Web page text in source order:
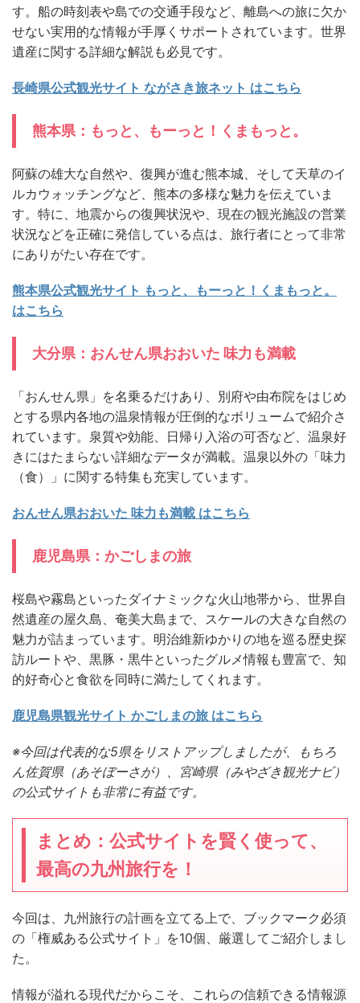
す。船の時刻表や島での交通手段など、離島への旅に欠か
せない実用的な情報が手厚くサポートされています。世界
遺産に関する詳細な解説も必見です。
長崎県公式観光サイト ながさき旅ネット はこちら
熊本県：もっと、もーっと！くまもっと。
阿蘇の雄大な自然や、復興が進む熊本城、そして天草のイ
ルカウォッチングなど、熊本の多様な魅力を伝えていま
す。特に、地震からの復興状況や、現在の観光施設の営業
状況などを正確に発信している点は、旅行者にとって非常
にありがたい存在です。
熊本県公式観光サイト もっと、もーっと！くまもっと。
はこちら
大分県：おんせん県おおいた 味力も満載
「おんせん県」を名乗るだけあり、別府や由布院をはじめ
とする県内各地の温泉情報が圧倒的なボリュームで紹介さ
れています。泉質や効能、日帰り入浴の可否など、温泉好
きにはたまらない詳細なデータが満載。温泉以外の「味力
（食）」に関する特集も充実しています。
おんせん県おおいた 味力も満載 はこちら
鹿児島県：かごしまの旅
桜島や霧島といったダイナミックな火山地帯から、世界自
然遺産の屋久島、奄美大島まで、スケールの大きな自然の
魅力が詰まっています。明治維新ゆかりの地を巡る歴史探
訪ルートや、黒豚・黒牛といったグルメ情報も豊富で、知
的好奇心と食欲を同時に満たしてくれます。
鹿児島県観光サイト かごしまの旅 はこちら
※今回は代表的な5県をリストアップしましたが、もちろ
ん佐賀県（あそぼーさが）、宮崎県（みやざき観光ナビ）
の公式サイトも非常に有益です。
まとめ：公式サイトを賢く使って、
最高の九州旅行を！
今回は、九州旅行の計画を立てる上で、ブックマーク必須
の「権威ある公式サイト」を10個、厳選してご紹介しまし
た。
情報が溢れる現代だからこそ、これらの信頼できる情報源